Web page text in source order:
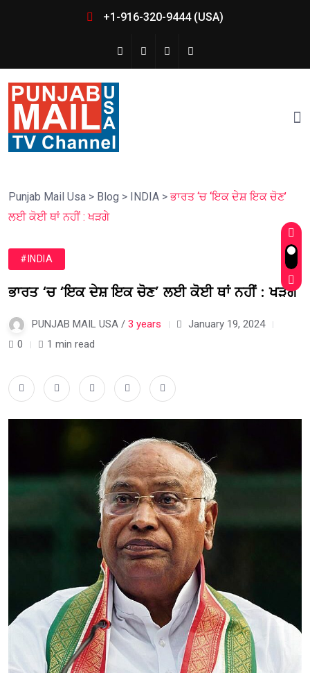
+1-916-320-9444 (USA)
Punjab Mail Usa > Blog > INDIA >ਭਾਰਤ ‘ਚ ‘ਇਕ ਦੇਸ਼ ਇਕ ਚੋਣ’
ਲਈ ਕੋਈ ਥਾਂ ਨਹੀਂ : ਖੜਗੇ
#INDIA
ਭਾਰਤ ‘ਚ ‘ਇਕ ਦੇਸ਼ ਇਕ ਚੋਣ’ ਲਈ ਕੋਈ ਥਾਂ ਨਹੀਂ : ਖੜਗੇ
PUNJAB MAIL USA / 3 years
January 19, 2024
0
1 min read